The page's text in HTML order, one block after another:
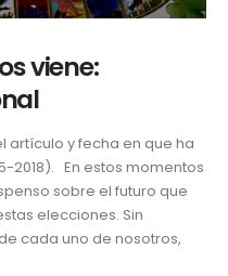
viene:
artículo y fecha en que ha
2018). En estos momentos
sobre el futuro que
elecciones. Sin
cada uno de nosotros,